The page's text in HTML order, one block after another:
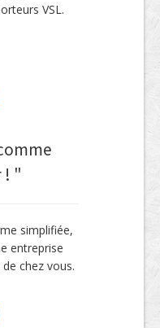
VSL.
! "
simplifiée,
entreprise
chez vous.